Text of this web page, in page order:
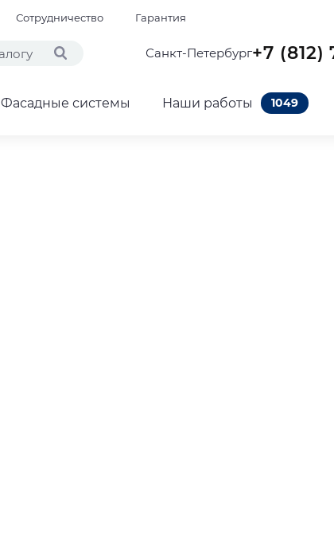
Сотрудничество Гарантия
Санкт-Петербург+7 (812)
Фасадные системы Наши работы 1049